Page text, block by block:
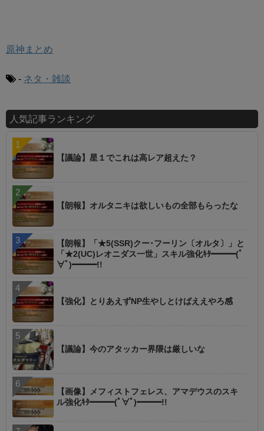
原神まとめ
- ネタ・雑談
人気記事ランキング
【議論】星１でこれは高レア超えた？
【朗報】オルタニキは欲しいもの全部もらったな
【朗報】「★5(SSR)クー･フーリン〔オルタ〕」と
「★2(UC)レオニダス一世」スキル強化ｷﾀ━━━(ﾟ
∀ﾟ)━━━!!
【強化】とりあえずNP生やしとけばええやろ感
【議論】今のアタッカー界隈は厳しいな
【画像】メフィストフェレス、アマデウスのスキ
ル強化ｷﾀ━━━(ﾟ∀ﾟ)━━━!!